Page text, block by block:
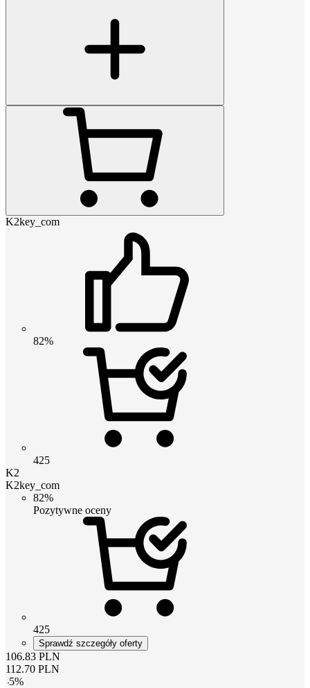
K2key_com
82%
425
K2
K2key_com
82%
Pozytywne oceny
425
Sprawdź szczegóły oferty
106.83 PLN
112.70 PLN
-5%